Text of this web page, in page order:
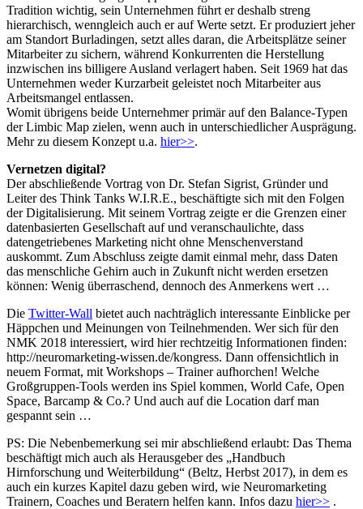
Tradition wichtig, sein Unternehmen führt er deshalb streng
hierarchisch, wenngleich auch er auf Werte setzt. Er produziert jeher
am Standort Burladingen, setzt alles daran, die Arbeitsplätze seiner
Mitarbeiter zu sichern, während Konkurrenten die Herstellung
inzwischen ins billigere Ausland verlagert haben. Seit 1969 hat das
Unternehmen weder Kurzarbeit geleistet noch Mitarbeiter aus
Arbeitsmangel entlassen.
Womit übrigens beide Unternehmer primär auf den Balance-Typen
der Limbic Map zielen, wenn auch in unterschiedlicher Ausprägung.
Mehr zu diesem Konzept u.a. hier>>.
Vernetzen digital?
Der abschließende Vortrag von Dr. Stefan Sigrist, Gründer und
Leiter des Think Tanks W.I.R.E., beschäftigte sich mit den Folgen
der Digitalisierung. Mit seinem Vortrag zeigte er die Grenzen einer
datenbasierten Gesellschaft auf und veranschaulichte, dass
datengetriebenes Marketing nicht ohne Menschenverstand
auskommt. Zum Abschluss zeigte damit einmal mehr, dass Daten
das menschliche Gehirn auch in Zukunft nicht werden ersetzen
können: Wenig überraschend, dennoch des Anmerkens wert …
Die Twitter-Wall bietet auch nachträglich interessante Einblicke per
Häppchen und Meinungen von Teilnehmenden. Wer sich für den
NMK 2018 interessiert, wird hier rechtzeitig Informationen finden:
http://neuromarketing-wissen.de/kongress. Dann offensichtlich in
neuem Format, mit Workshops – Trainer aufhorchen! Welche
Großgruppen-Tools werden ins Spiel kommen, World Cafe, Open
Space, Barcamp & Co.? Und auch auf die Location darf man
gespannt sein …
PS: Die Nebenbemerkung sei mir abschließend erlaubt: Das Thema
beschäftigt mich auch als Herausgeber des „Handbuch
Hirnforschung und Weiterbildung“ (Beltz, Herbst 2017), in dem es
auch ein kurzes Kapitel dazu geben wird, wie Neuromarketing
Trainern, Coaches und Beratern helfen kann. Infos dazu hier>> .